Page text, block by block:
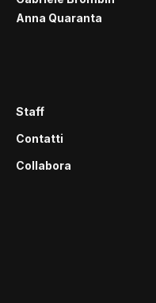
Anna Quaranta
Staff
Contatti
Collabora